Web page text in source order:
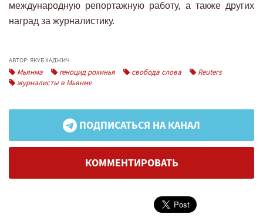
международную репортажную работу, а также других
наград за журналистику.
АВТОР: ЯКУБ ХАДЖИЧ
Мьянма геноцид рохинья свобода слова
Reuters
журналисты в Мьянме
ПОДПИСАТЬСЯ НА КАНАЛ
КОММЕНТИРОВАТЬ